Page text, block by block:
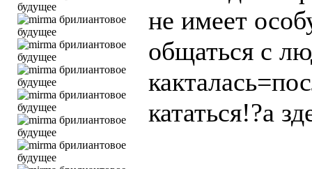
не имеет
общаться с
кататься!?а